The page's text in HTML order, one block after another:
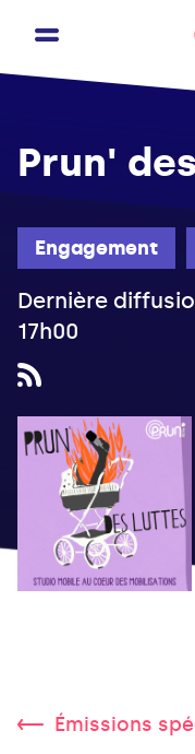
Engagement
Prun'
Dernière
17h00
Émissions